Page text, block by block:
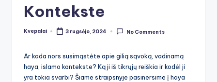
Kontekste
Posted
Kvepalai 3 rugsėjo, 2024 No Comments
Ar kada nors susimąstėte apie gilią sąvoką, vadinamą
haya, islamo kontekste? Ką ji iš tikrųjų reiškia ir kodėl ji
yra tokia svarbi? Šiame straipsnyje pasinersime į haya